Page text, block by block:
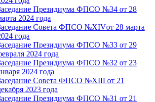
Президиума ФПСО №34 от 28
2024 года
Совета ФПСО №XIVот 28 марта
года
Президиума ФПСО №33 от 29
2024 года
Президиума ФПСО №32 от 23
2024 года
Совета ФПСО №XIII от 21
2023 года
Президиума ФПСО №31 от 21